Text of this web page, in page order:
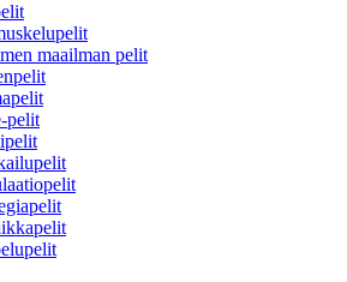
maailman pelit
pelit